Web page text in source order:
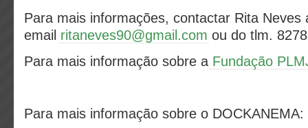
Para mais informações, contactar Rita Neves
email ritaneves90@gmail.com ou do tlm.
Para mais informação sobre a Fundação
Para mais informação sobre o DOCKANEMA: